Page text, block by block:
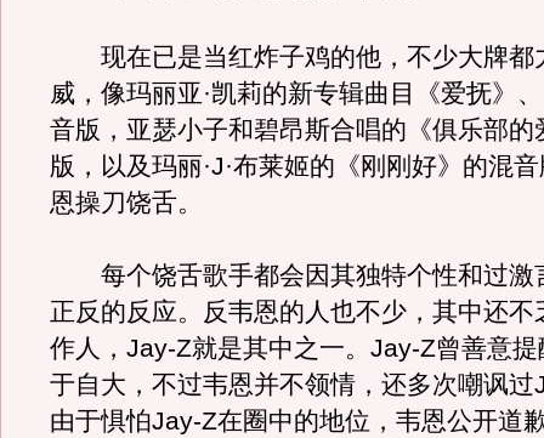
现在已是当红炸子鸡的他，不少大牌都
威，像玛丽亚·凯莉的新专辑曲目《爱抚》
音版，亚瑟小子和碧昂斯合唱的《俱乐部的
版，以及玛丽·J·布莱姬的《刚刚好》的混
恩操刀饶舌。
每个饶舌歌手都会因其独特个性和过激
正反的反应。反韦恩的人也不少，其中还不
作人，Jay-Z就是其中之一。Jay-Z曾善意
于自大，不过韦恩并不领情，还多次嘲讽过
由于惧怕Jay-Z在圈中的地位，韦恩公开道